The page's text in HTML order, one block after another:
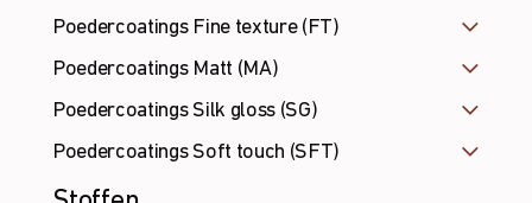
Poedercoatings Fine texture (FT)
Poedercoatings Matt (MA)
Poedercoatings Silk gloss (SG)
Poedercoatings Soft touch (SFT)